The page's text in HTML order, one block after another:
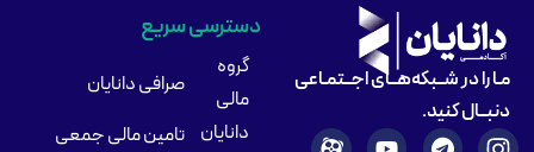
مـا را در شــبکه‌هــای اجــتمـاعی
دنبــال کنید.
دسترسی سریع
گروه
مالی
دانایان
صرافی دانایان
تامین مالی جمعی